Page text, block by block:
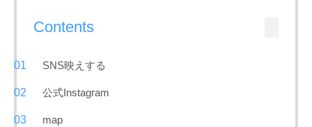
Contents
SNS映えする
公式Instagram
map